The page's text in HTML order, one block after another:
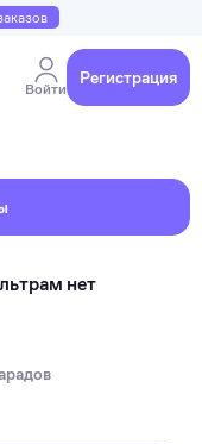
Войти
Регистрация
нет